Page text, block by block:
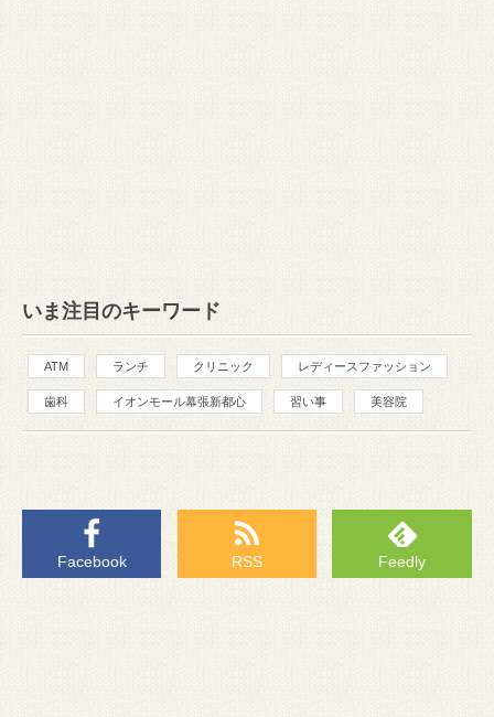
いま注目のキーワード
ATM ランチ クリニック レディースファッション
歯科 イオンモール幕張新都心 習い事 美容院
Facebook RSS Feedly